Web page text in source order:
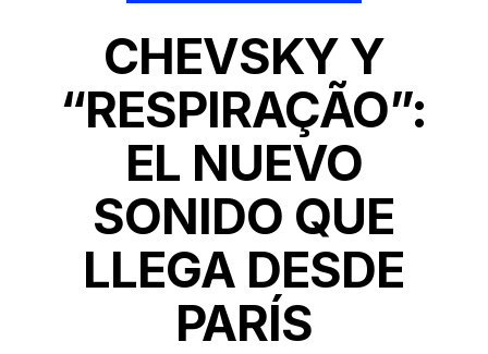
CHEVSKY Y
“RESPIRAÇÃO”:
EL NUEVO
SONIDO QUE
LLEGA DESDE
PARÍS